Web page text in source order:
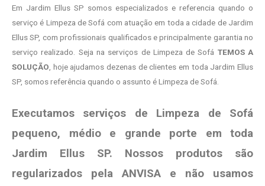
Em Jardim Ellus SP somos especializados e referencia quando o
serviço é Limpeza de Sofá com atuação em toda a cidade de Jardim
Ellus SP, com profissionais qualificados e principalmente garantia no
serviço realizado. Seja na serviços de Limpeza de Sofá TEMOS A
SOLUÇÃO , hoje ajudamos dezenas de clientes em toda Jardim Ellus
SP, somos referência quando o assunto é Limpeza de Sofá.
Executamos serviços de Limpeza de Sofá
pequeno, médio e grande porte em toda
Jardim Ellus SP. Nossos produtos são
regularizados pela ANVISA e não usamos